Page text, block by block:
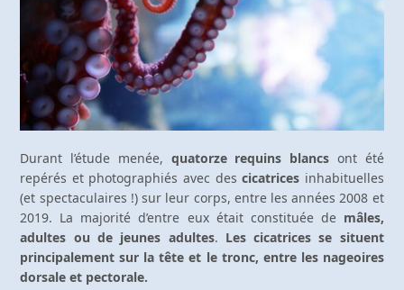
Durant l’étude menée, quatorze requins blancs ont été
repérés et photographiés avec descicatrices inhabituelles
(et spectaculaires !) sur leur corps, entre les années 2008 et
2019. La majorité d’entre eux était constituée de mâles,
adultes ou de jeunes adultes. Les cicatrices se situent
principalement sur la tête et le tronc, entre les nageoires
dorsale et pectorale.